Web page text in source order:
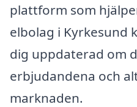
plattform som
elbolag i Kyrkesund
dig uppdaterad om
erbjudandena och
marknaden.